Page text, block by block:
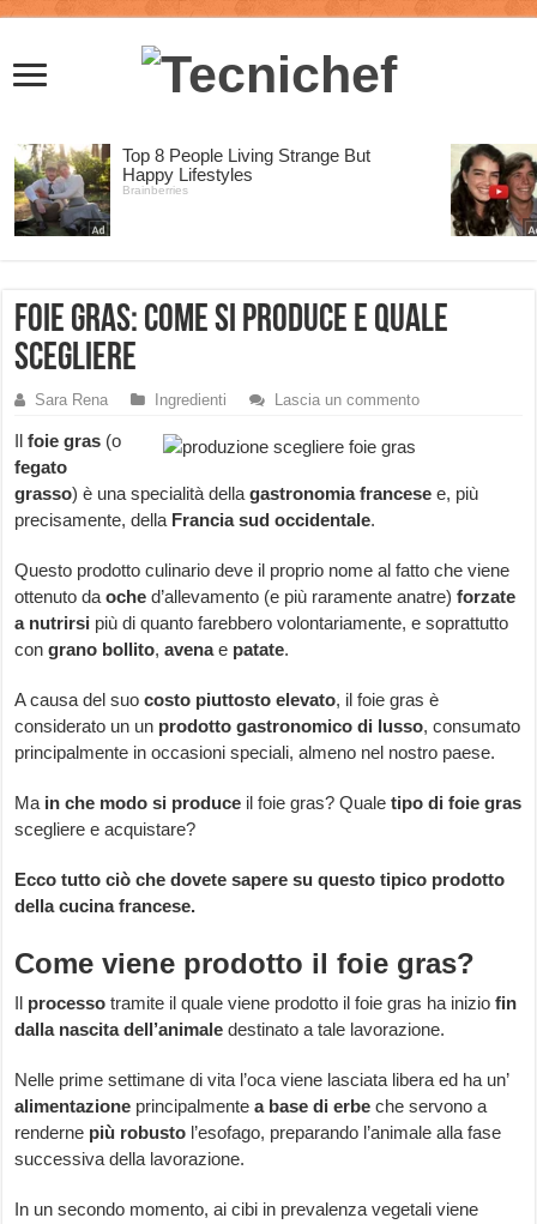
Foie gras: come si produce e quale
scegliere
Sara Rena Ingredienti Lascia un commento
Ilfoie gras (o
fegato
grasso) è una specialità dellagastronomia francese e, più
precisamente, della Francia sud occidentale.
Questo prodotto culinario deve il proprio nome al fatto che viene
ottenuto daoched’allevamento (e più raramente anatre)forzate
a nutrirsi più di quanto farebbero volontariamente, e soprattutto
congrano bollito,avenae patate.
A causa del suocosto piuttosto elevato, il foie gras è
considerato un un prodotto gastronomico di lusso, consumato
principalmente in occasioni speciali, almeno nel nostro paese.
Ma in che modo si produce il foie gras? Quale tipo di foie gras
scegliere e acquistare?
Ecco tutto ciò che dovete sapere su questo tipico prodotto
della cucina francese.
Come viene prodotto il foie gras?
Il processo tramite il quale viene prodotto il foie gras ha iniziofin
dalla nascita dell’animale destinato a tale lavorazione.
Nelle prime settimane di vita l’oca viene lasciata libera ed ha un’
alimentazione principalmentea base di erbe che servono a
renderne più robusto l’esofago, preparando l’animale alla fase
successiva della lavorazione.
In un secondo momento, ai cibi in prevalenza vegetali viene